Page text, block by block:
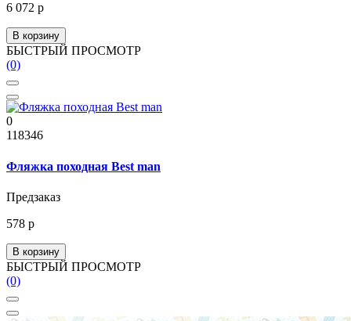
6 072 р
В корзину
БЫСТРЫЙ ПРОСМОТР
(0)
0
118346
Фляжка походная Best man
Предзаказ
578 р
В корзину
БЫСТРЫЙ ПРОСМОТР
(0)